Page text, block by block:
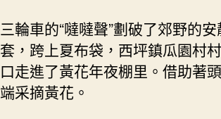
三輪車的“噠噠聲”劃破了郊野的
套，跨上夏布袋，西坪鎮瓜園村
口走進了黃花年夜棚里。借助著
端采摘黃花。